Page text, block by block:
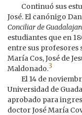
Continuó sus
José. El canónigo
Conciliar de
estudiantes que en
entre sus profesores
María Cos, José de
Maldonado.3
El 14 de
Universidad de
aprobado para
doctor José María